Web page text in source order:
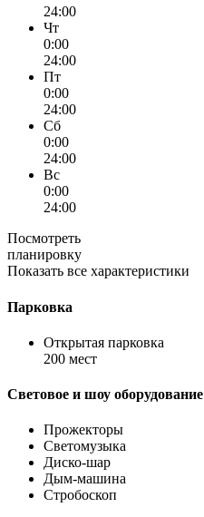
24:00
Чт
0:00
24:00
Пт
0:00
24:00
Сб
0:00
24:00
Вс
0:00
24:00
Посмотреть
планировку
Показать все характеристики
Парковка
Открытая парковка
200 мест
Световое и шоу оборудование
Прожекторы
Светомузыка
Диско-шар
Дым-машина
Стробоскоп